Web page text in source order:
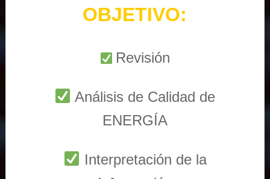
OBJETIVO:
Revisión
Análisis de Calidad de
ENERGÍA
Interpretación de la